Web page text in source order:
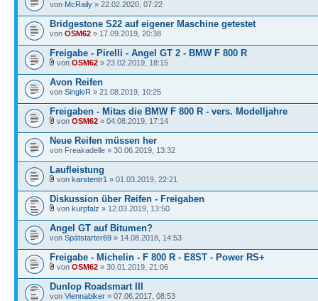
von McRaily » 22.02.2020, 07:22
Bridgestone S22 auf eigener Maschine getestet
von OSM62 » 17.09.2019, 20:38
Freigabe - Pirelli - Angel GT 2 - BMW F 800 R
von OSM62 » 23.02.2019, 18:15
Avon Reifen
von SingleR » 21.08.2019, 10:25
Freigaben - Mitas die BMW F 800 R - vers. Modelljahre
von OSM62 » 04.08.2019, 17:14
Neue Reifen müssen her
von Freakadelle » 30.06.2019, 13:32
Laufleistung
von karstentr1 » 01.03.2019, 22:21
Diskussion über Reifen - Freigaben
von kurpfalz » 12.03.2019, 13:50
Angel GT auf Bitumen?
von Spätstarter69 » 14.08.2018, 14:53
Freigabe - Michelin - F 800 R - E8ST - Power RS+
von OSM62 » 30.01.2019, 21:06
Dunlop Roadsmart III
von Viennabiker » 07.06.2017, 08:53